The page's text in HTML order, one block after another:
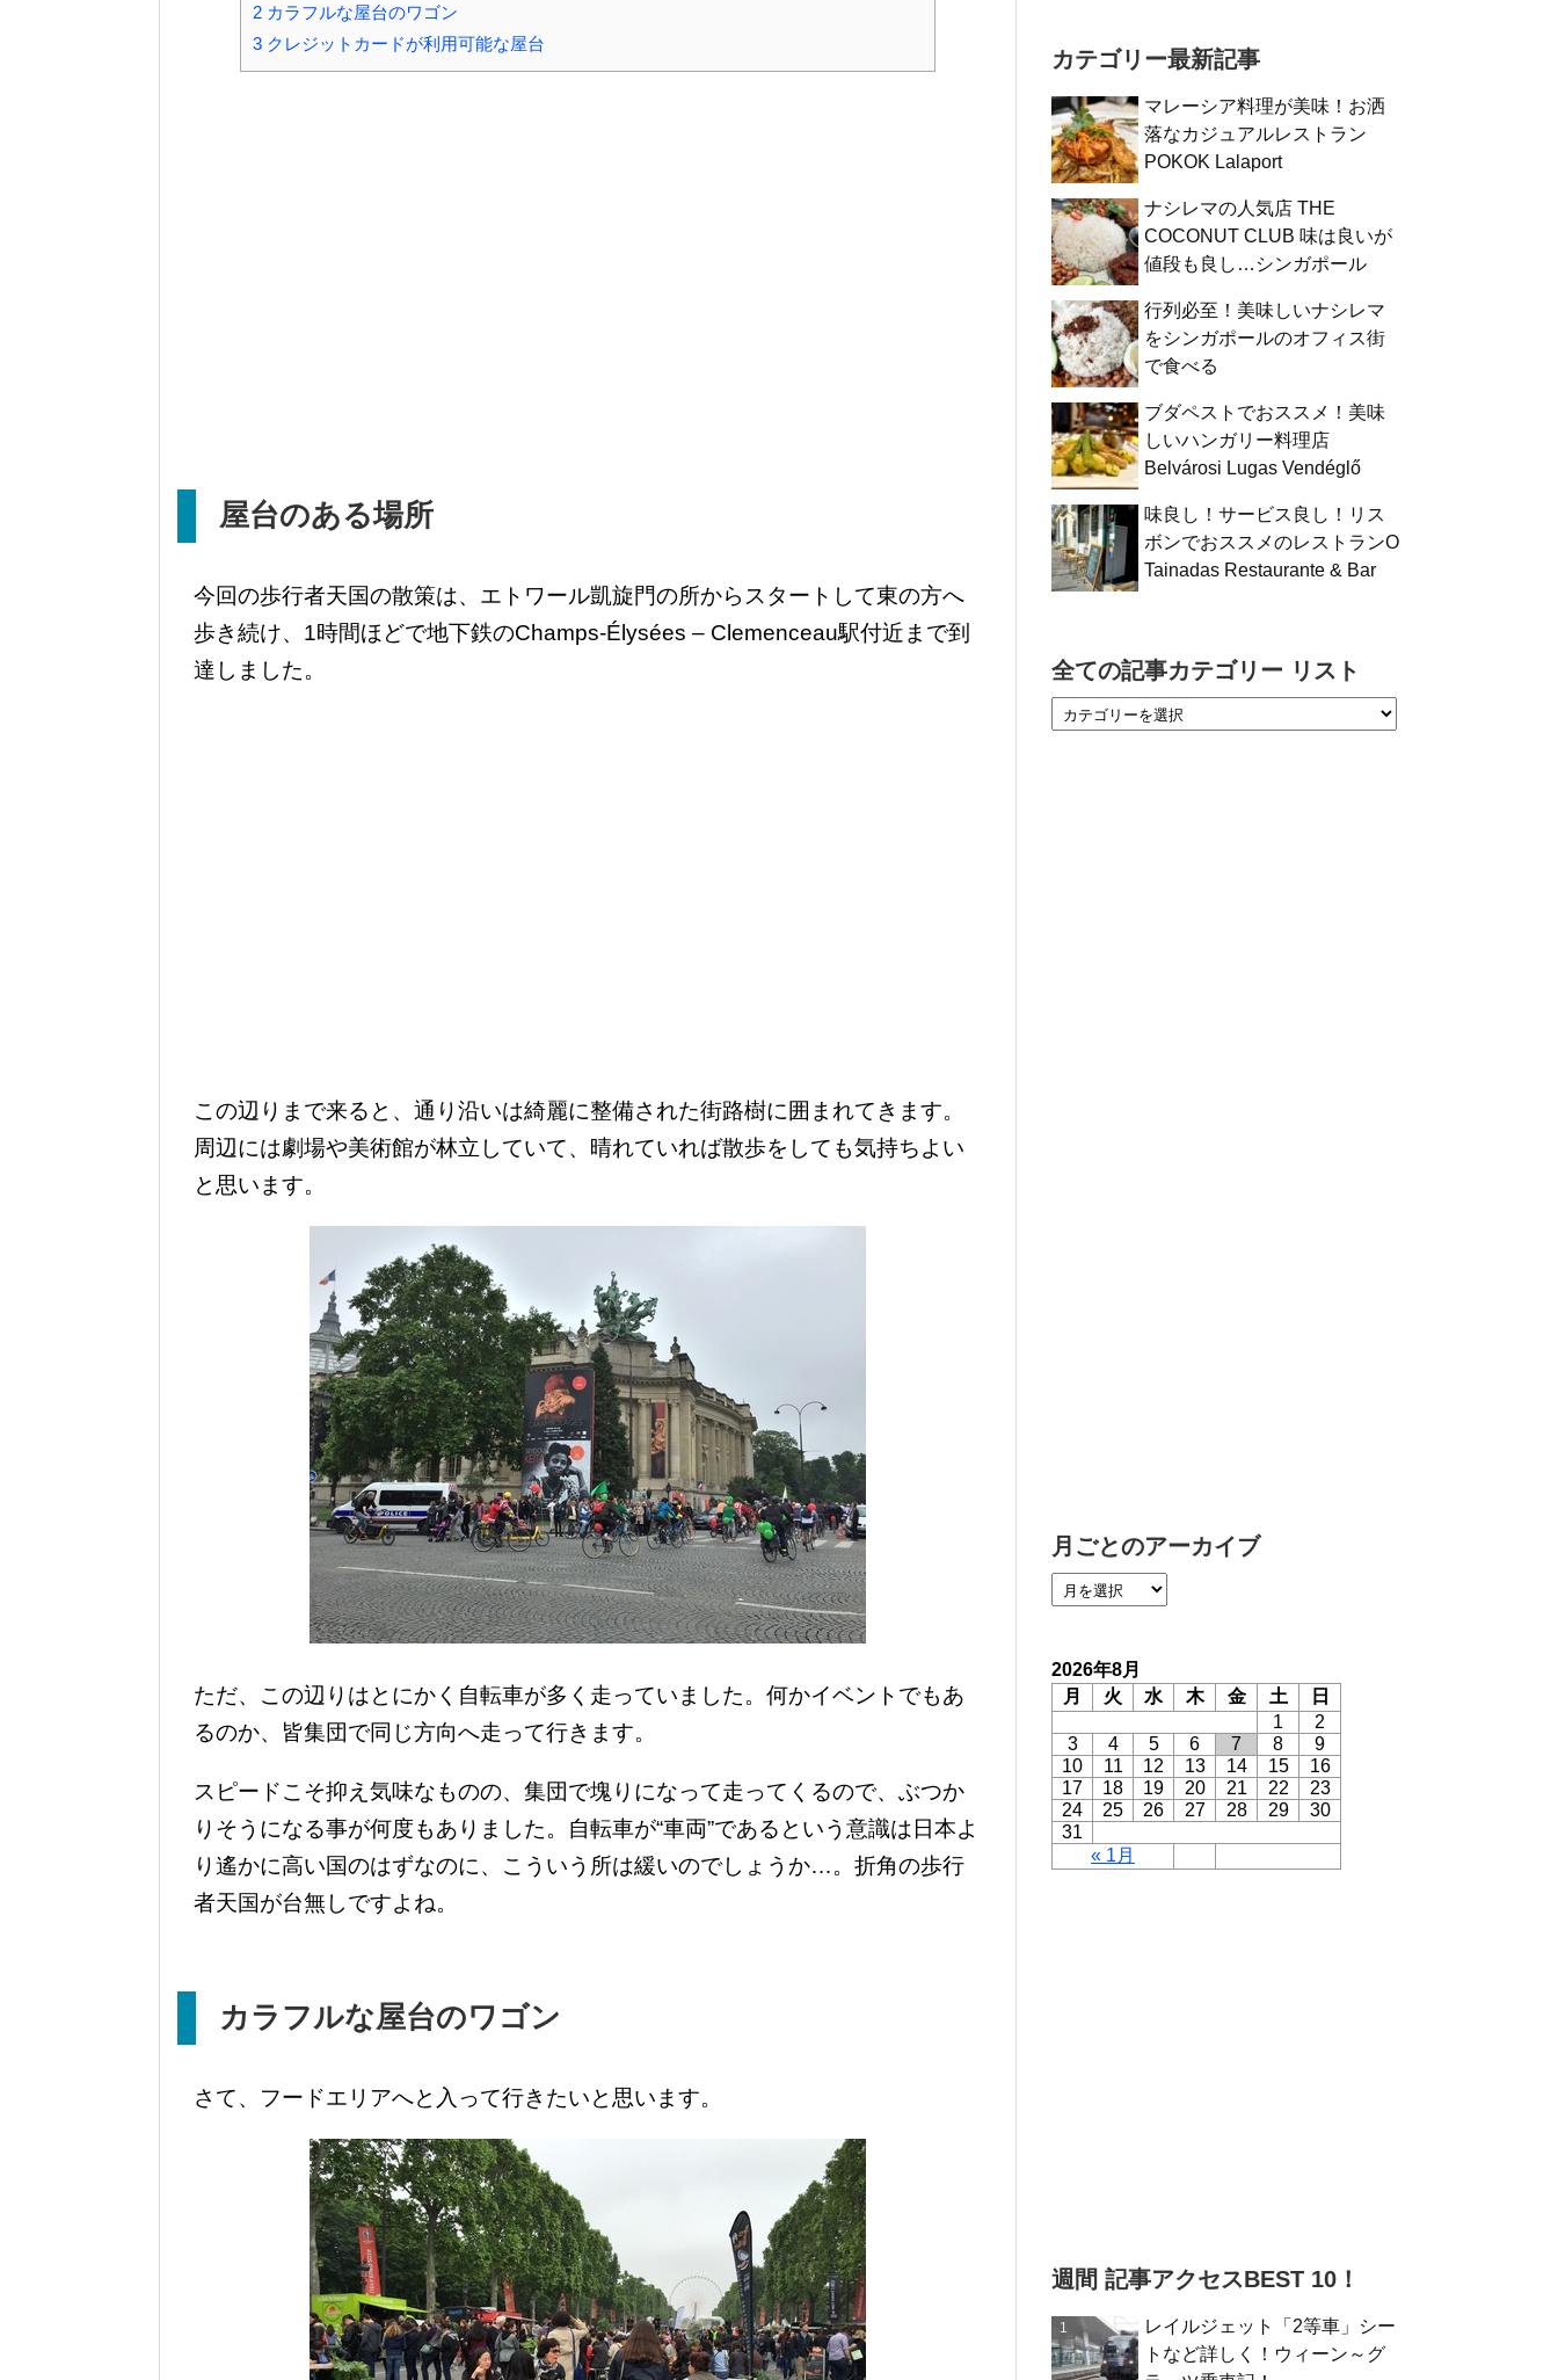
2 カラフルな屋台のワゴン
3 クレジットカードが利用可能な屋台
屋台のある場所
今回の歩行者天国の散策は、エトワール凱旋門の所からスタートして東の方へ
歩き続け、1時間ほどで地下鉄のChamps-Élysées – Clemenceau駅付近まで到
達しました。
この辺りまで来ると、通り沿いは綺麗に整備された街路樹に囲まれてきます。
周辺には劇場や美術館が林立していて、晴れていれば散歩をしても気持ちよい
と思います。
ただ、この辺りはとにかく自転車が多く走っていました。何かイベントでもあ
るのか、皆集団で同じ方向へ走って行きます。
スピードこそ抑え気味なものの、集団で塊りになって走ってくるので、ぶつか
りそうになる事が何度もありました。自転車が“車両”であるという意識は日本よ
り遙かに高い国のはずなのに、こういう所は緩いのでしょうか…。折角の歩行
者天国が台無しですよね。
カラフルな屋台のワゴン
さて、フードエリアへと入って行きたいと思います。
カテゴリー最新記事
マレーシア料理が美味！お洒
落なカジュアルレストラン
POKOK Lalaport
ナシレマの人気店 THE
COCONUT CLUB 味は良いが
値段も良し…シンガポール
行列必至！美味しいナシレマ
をシンガポールのオフィス街
で食べる
ブダペストでおススメ！美味
しいハンガリー料理店
Belvárosi Lugas Vendéglő
味良し！サービス良し！リス
ボンでおススメのレストランO
Tainadas Restaurante & Bar
全ての記事カテゴリー リスト
月ごとのアーカイブ
2026年8月
月
火 水 木 金 土 日
« 1月
1
2
3
4 5 6 7 8
9
10
11 12 13 14 15
16
17
18 19 20 21 22
23
24
25 26 27 28 29
30
31
週間 記事アクセスBEST 10！
レイルジェット「2等車」シー
トなど詳しく！ウィーン～グ